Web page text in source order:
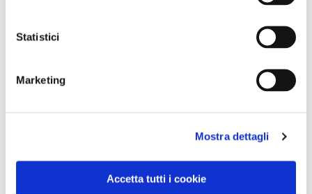
Statistici
Marketing
Mostra dettagli
Accetta tutti i cookie